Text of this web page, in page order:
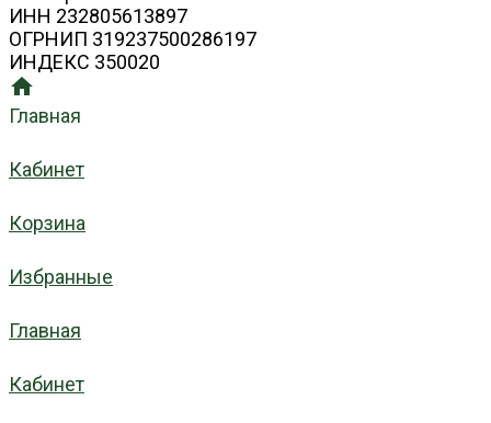
ИНН 232805613897
ОГРНИП 319237500286197
ИНДЕКС 350020
Главная
Кабинет
Корзина
Избранные
Главная
Кабинет